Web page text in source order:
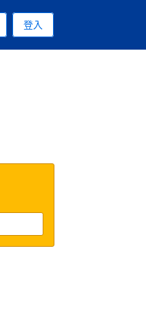
中文
登入